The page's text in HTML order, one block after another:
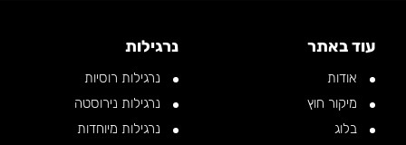
עוד באתר
אודות
מיקור חוץ
בלוג
נרגילות
נרגילות רוסיות
נרגילות נירוסטה
נרגילות מיוחדות